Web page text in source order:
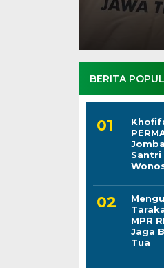
BERITA
Santri
MPR
Jaga
Tua